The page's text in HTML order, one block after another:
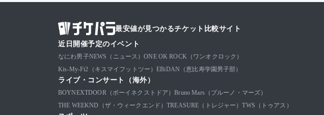
最安値が見つかるチケット比較サイト
近日開催予定のイベント
なにわ男子NEWS（ニュース）ONE OK ROCK（ワンオクロック）
Kis-My-Ft2（キスマイフットツー）EBiDAN（恵比寿学園男子部）
ライブ・コンサート（海外）
BOYNEXTDOOR（ボーイネクストドア）Bruno Mars（ブルーノ・マーズ）
THE WEEKND（ザ・ウィークエンド）TREASURE（トレジャー）TWS（トゥアス）